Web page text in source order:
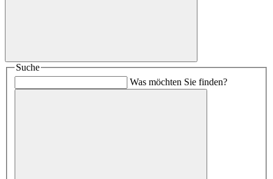
Suche
Was möchten Sie finden?